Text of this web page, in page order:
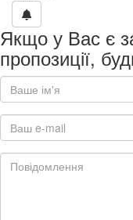
Якщо у Вас є
пропозиції,